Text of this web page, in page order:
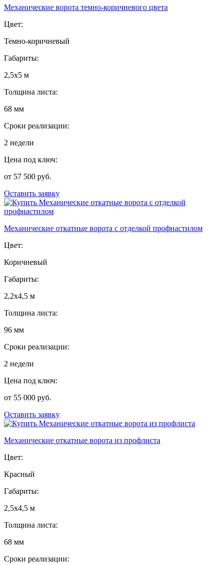
Механические ворота темно-коричневого цвета
Цвет:
Темно-коричневый
Габариты:
2,5х5 м
Толщина листа:
68 мм
Сроки реализации:
2 недели
Цена под ключ:
от 57 500 руб.
Оставить заявку
Механические откатные ворота с отделкой профнастилом
Цвет:
Коричневый
Габариты:
2,2х4,5 м
Толщина листа:
96 мм
Сроки реализации:
2 недели
Цена под ключ:
от 55 000 руб.
Оставить заявку
Механические откатные ворота из профлиста
Цвет:
Красный
Габариты:
2,5х4,5 м
Толщина листа:
68 мм
Сроки реализации: